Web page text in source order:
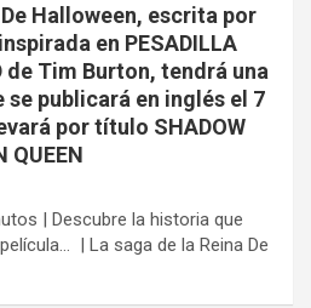
Halloween, escrita por
en PESADILLA
de Tim Burton, tendrá una
publicará en inglés el 7
por título SHADOW
QUEEN
| Descubre la historia que
| La saga de la Reina De